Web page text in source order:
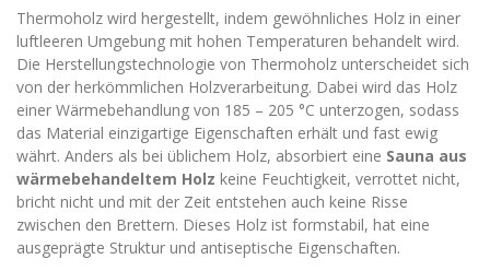
Thermoholz wird hergestellt, indem gewöhnliches Holz in einer
luftleeren Umgebung mit hohen Temperaturen behandelt wird.
Die Herstellungstechnologie von Thermoholz unterscheidet sich
von der herkömmlichen Holzverarbeitung. Dabei wird das Holz
einer Wärmebehandlung von 185 – 205 °C unterzogen, sodass
das Material einzigartige Eigenschaften erhält und fast ewig
währt. Anders als bei üblichem Holz, absorbiert eine Sauna aus
wärmebehandeltem Holz keine Feuchtigkeit, verrottet nicht,
bricht nicht und mit der Zeit entstehen auch keine Risse
zwischen den Brettern. Dieses Holz ist formstabil, hat eine
ausgeprägte Struktur und antiseptische Eigenschaften.